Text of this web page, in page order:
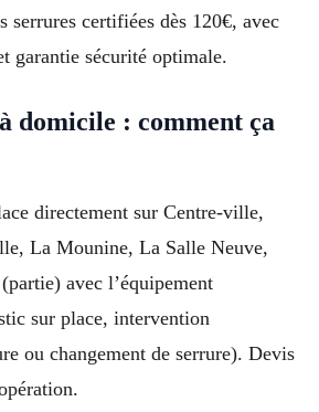
serrures certifiées dès 120€, avec
garantie sécurité optimale.
domicile : comment ça
directement sur Centre-ville,
La Mounine, La Salle Neuve,
avec l’équipement
sur place, intervention
ou changement de serrure). Devis